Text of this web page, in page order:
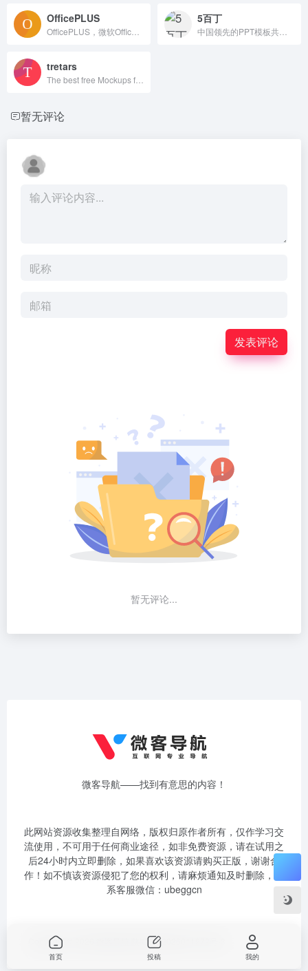
OfficePLUS 5百丁
tretars
暂无评论
发表评论
暂无评论...
微客导航——找到有意思的内容！
此网站资源收集整理自网络，版权归原作者所有，仅作学习交
流使用，不可用于任何商业途径，如非免费资源，请在试用之
后24小时内立即删除，如果喜欢该资源请购买正版，谢谢合
作！如不慎该资源侵犯了您的权利，请麻烦通知及时删除，联
系客服微信：ubeggcn
Copyright © 2026 陕ICP备2026011972号-3
首页 投稿 我的